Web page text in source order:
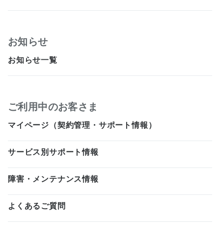
お知らせ
お知らせ一覧
ご利用中のお客さま
マイページ（契約管理・サポート情報）
サービス別サポート情報
障害・メンテナンス情報
よくあるご質問